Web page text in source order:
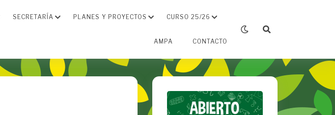
SECRETARÍA PLANES Y PROYECTOS CURSO 25/26
AMPA CONTACTO